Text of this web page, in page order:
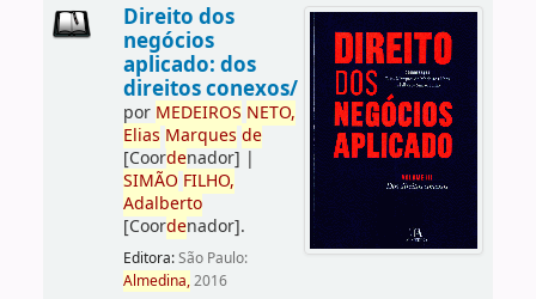
Direito dos
negócios
aplicado: dos
direitos conexos/
por MEDEIROS NETO,
Elias Marques de
[Coordenador] |
SIMÃO FILHO,
Adalberto
[Coordenador].
Editora:São Paulo:
Almedina,2016